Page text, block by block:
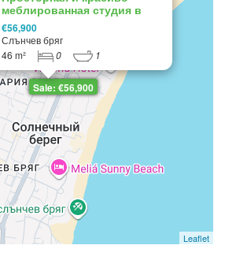
Sale: €56,900
меблированная студия в
центре Солнечного берега
€56,900
Слънчев бряг
46 m²
0 1
Leaflet